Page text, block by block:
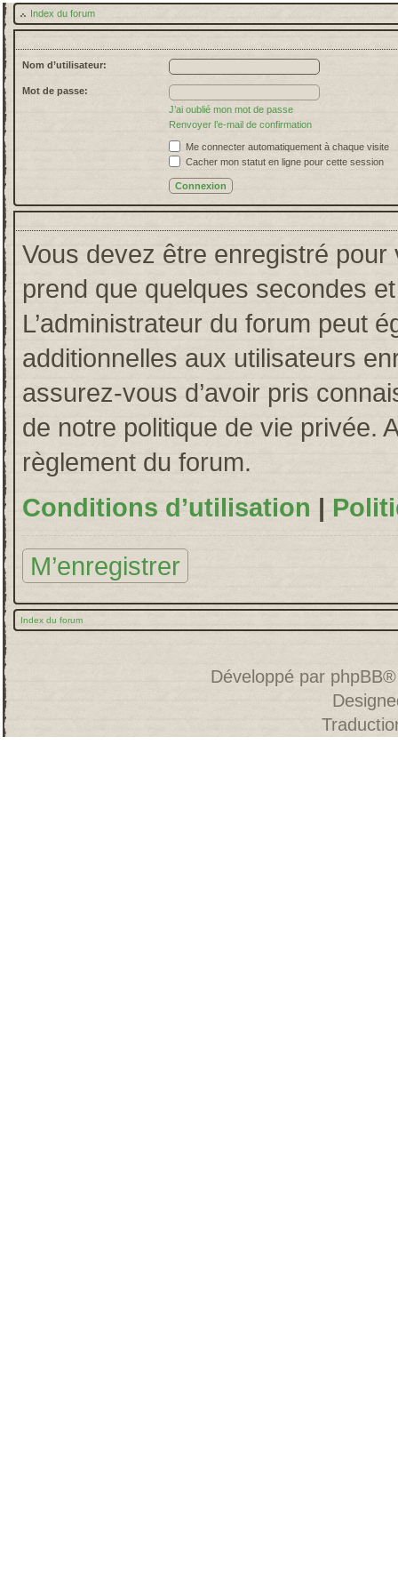
Index du forum
Nom d’utilisateur:
Mot de passe:
J’ai oublié mon mot de passe
Renvoyer l’e-mail de confirmation
Me connecter automatiquement à chaque visite
Cacher mon statut en ligne pour cette session
Vous devez être enregistré pour
prend que quelques secondes
L’administrateur du forum peut
additionnelles aux utilisateurs
assurez-vous d’avoir pris
de notre politique de vie privée.
règlement du forum.
Conditions d’utilisation |
M’enregistrer
Index du forum
Développé par phpBB®